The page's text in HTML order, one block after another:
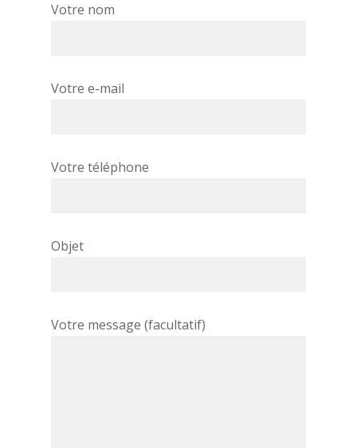
Votre nom
Votre e-mail
Votre téléphone
Objet
Votre message (facultatif)